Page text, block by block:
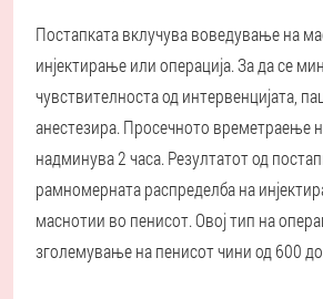
Постапката вклучува воведување на
инјектирање или операција. За да се
чувствителноста од интервенцијата,
анестезира. Просечното времетраење
надминува 2 часа. Резултатот од
рамномерната распределба на
маснотии во пенисот. Овој тип на
зголемување на пенисот чини од 600